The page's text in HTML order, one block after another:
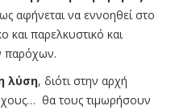
αφήνεται να εννοηθεί στο
και παρελκυστικό και
παρόχων.
λύση, διότι στην αρχή
θα τους τιμωρήσουν